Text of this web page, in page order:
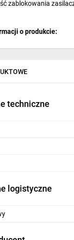
i BHP
zablokowania
o produkcie:
techniczne
logistyczne